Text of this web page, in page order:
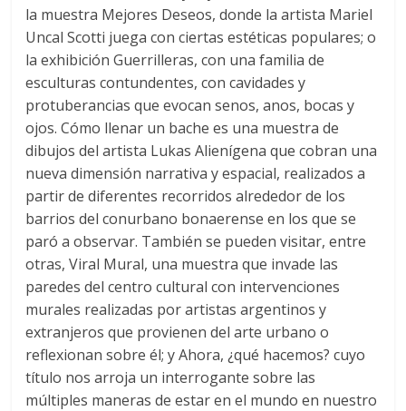
la muestra Mejores Deseos, donde la artista Mariel
Uncal Scotti juega con ciertas estéticas populares; o
la exhibición Guerrilleras, con una familia de
esculturas contundentes, con cavidades y
protuberancias que evocan senos, anos, bocas y
ojos. Cómo llenar un bache es una muestra de
dibujos del artista Lukas Alienígena que cobran una
nueva dimensión narrativa y espacial, realizados a
partir de diferentes recorridos alrededor de los
barrios del conurbano bonaerense en los que se
paró a observar. También se pueden visitar, entre
otras, Viral Mural, una muestra que invade las
paredes del centro cultural con intervenciones
murales realizadas por artistas argentinos y
extranjeros que provienen del arte urbano o
reflexionan sobre él; y Ahora, ¿qué hacemos? cuyo
título nos arroja un interrogante sobre las
múltiples maneras de estar en el mundo en nuestro